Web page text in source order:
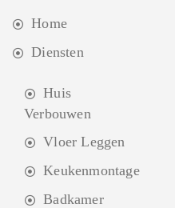
Home
Diensten
Huis
Verbouwen
Vloer Leggen
Keukenmontage
Badkamer